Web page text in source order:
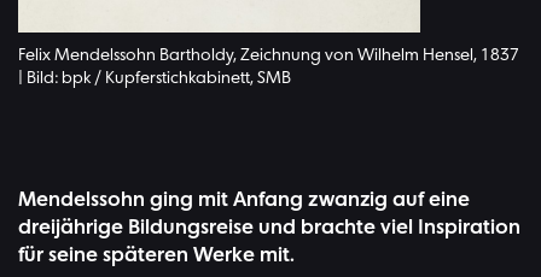
Felix Mendelssohn Bartholdy, Zeichnung von Wilhelm Hensel, 1837
| Bild: bpk / Kupferstichkabinett, SMB
Mendelssohn ging mit Anfang zwanzig auf eine
dreijährige Bildungsreise und brachte viel Inspiration
für seine späteren Werke mit.